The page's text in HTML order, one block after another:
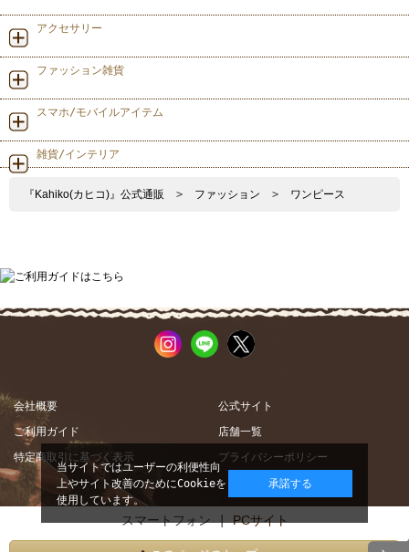
アクセサリー
ファッション雑貨
スマホ/モバイルアイテム
雑貨/インテリア
『Kahiko(カヒコ)』公式通販 > ファッション > ワンピース
会社概要
公式サイト
ご利用ガイド
店舗一覧
特定商取引に基づく表示
プライバシーポリシー
スマートフォン |PCサイト
当サイトではユーザーの利便性向
上やサイト改善のためにCookieを
使用しています。
承諾する